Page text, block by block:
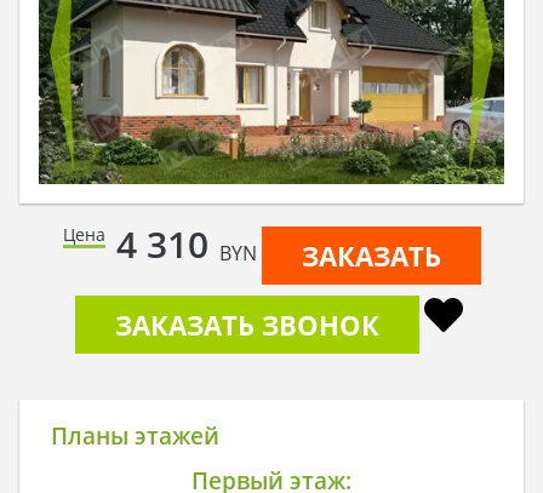
Цена 4 310 BYN
ЗАКАЗАТЬ
ЗАКАЗАТЬ ЗВОНОК
Планы этажей
Первый этаж: